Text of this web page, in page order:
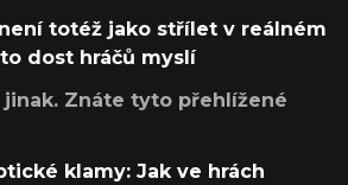
totéž jako střílet v reálném
dost hráčů myslí
Znáte tyto přehlížené
klamy: Jak ve hrách